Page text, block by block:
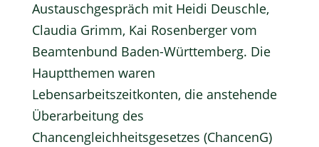
Austauschgespräch mit Heidi Deuschle,
Claudia Grimm, Kai Rosenberger vom
Beamtenbund Baden-Württemberg. Die
Hauptthemen waren
Lebensarbeitszeitkonten, die anstehende
Überarbeitung des
Chancengleichheitsgesetzes (ChancenG)